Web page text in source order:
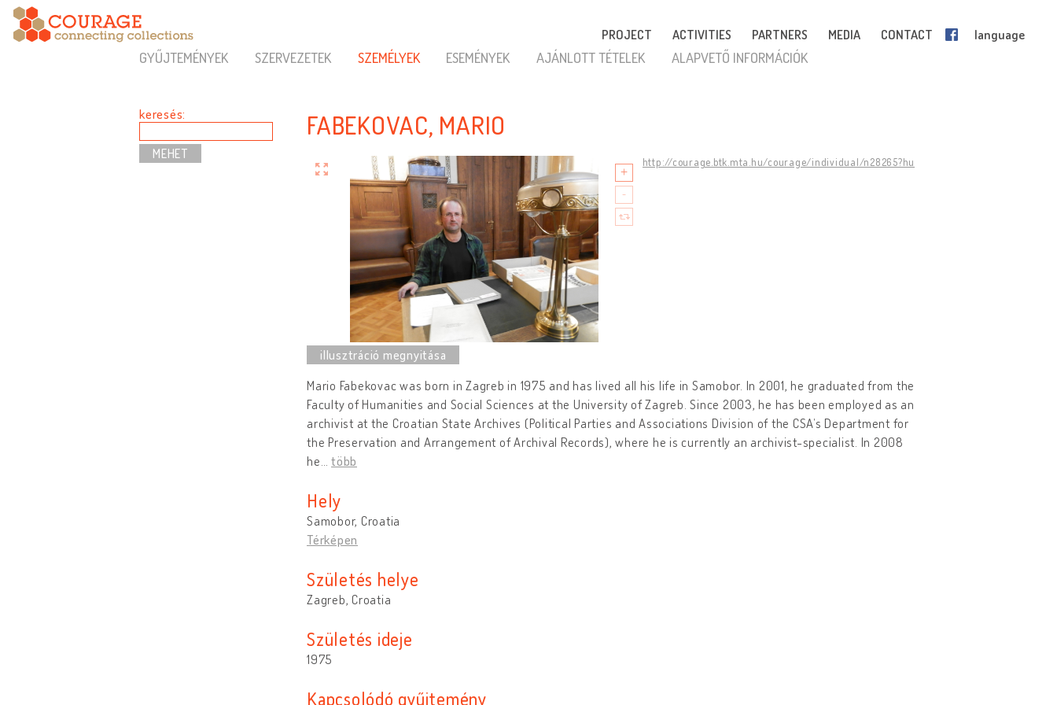
PROJECT ACTIVITIES PARTNERS MEDIA CONTACT language
GYŰJTEMÉNYEK SZERVEZETEK SZEMÉLYEK ESEMÉNYEK AJÁNLOTT TÉTELEK ALAPVETŐ INFORMÁCIÓK
keresés: FABEKOVAC, MARIO
http://courage.btk.mta.hu/courage/individual/n28265?hu
Mario Fabekovac was born in Zagreb in 1975 and has lived all his life in Samobor. In 2001, he graduated from the
Faculty of Humanities and Social Sciences at the University of Zagreb. Since 2003, he has been employed as an
archivist at the Croatian State Archives (Political Parties and Associations Division of the CSA’s Department for
the Preservation and Arrangement of Archival Records), where he is currently an archivist-specialist. In 2008
he
több
Hely
Samobor, Croatia
Térképen
Születés helye
Zagreb, Croatia
Születés ideje
1975
Kapcsolódó gyűjtemény